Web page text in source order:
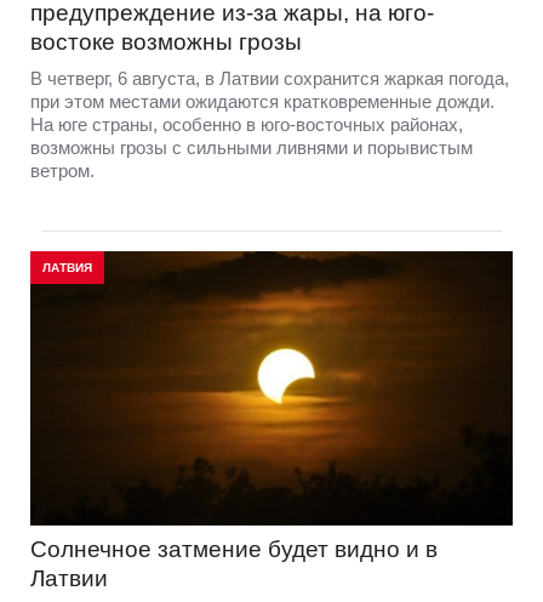
предупреждение из-за жары, на юго-
востоке возможны грозы
В четверг, 6 августа, в Латвии сохранится жаркая погода,
при этом местами ожидаются кратковременные дожди.
На юге страны, особенно в юго-восточных районах,
возможны грозы с сильными ливнями и порывистым
ветром.
ЛАТВИЯ
Солнечное затмение будет видно и в
Латвии